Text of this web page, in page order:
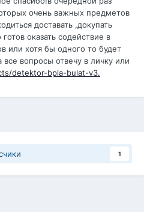
очень важных предметов
доставать ,докупать
оказать содействие в
или хотя бы одного то будет
вопросы отвечу в личку или
detektor-bpla-bulat-v3.
1